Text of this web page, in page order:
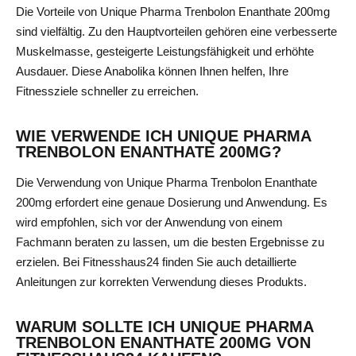
Die Vorteile von Unique Pharma Trenbolon Enanthate 200mg
sind vielfältig. Zu den Hauptvorteilen gehören eine verbesserte
Muskelmasse, gesteigerte Leistungsfähigkeit und erhöhte
Ausdauer. Diese Anabolika können Ihnen helfen, Ihre
Fitnessziele schneller zu erreichen.
WIE VERWENDE ICH UNIQUE PHARMA
TRENBOLON ENANTHATE 200MG?
Die Verwendung von Unique Pharma Trenbolon Enanthate
200mg erfordert eine genaue Dosierung und Anwendung. Es
wird empfohlen, sich vor der Anwendung von einem
Fachmann beraten zu lassen, um die besten Ergebnisse zu
erzielen. Bei Fitnesshaus24 finden Sie auch detaillierte
Anleitungen zur korrekten Verwendung dieses Produkts.
WARUM SOLLTE ICH UNIQUE PHARMA
TRENBOLON ENANTHATE 200MG VON